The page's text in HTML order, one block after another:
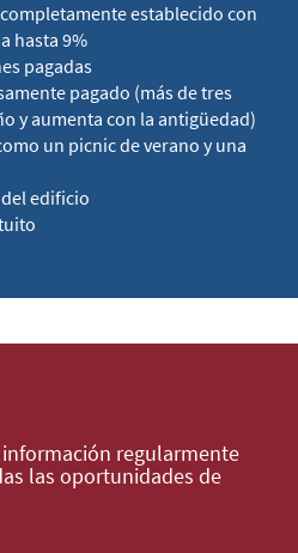
establecido con
hasta 9%
pagadas
pagado (más de tres
y aumenta con la antigüedad)
un picnic de verano y una
edificio
información regularmente
las oportunidades de